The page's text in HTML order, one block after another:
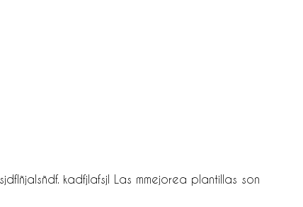
kadfjlafsjl Las mmejorea plantillas son